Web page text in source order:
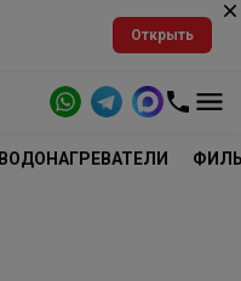
Открыть
ВОДОНАГРЕВАТЕЛИ